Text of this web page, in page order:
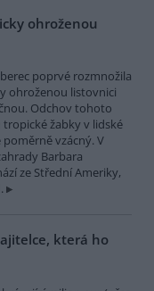
ohroženou
poprvé rozmnožila
ohroženou listovnici
Odchov tohoto
žabky v lidské
poměrně vzácný. V
Barbara
ze Střední Ameriky,
která ho